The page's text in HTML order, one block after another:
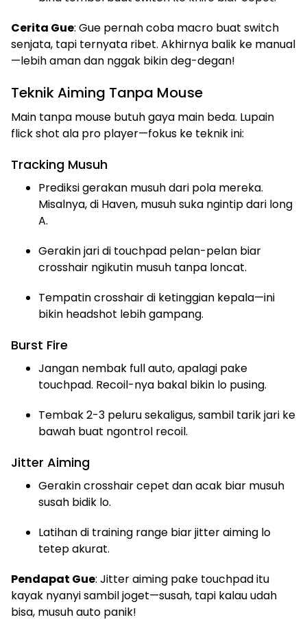
Cerita Gue: Gue pernah coba macro buat switch
senjata, tapi ternyata ribet. Akhirnya balik ke manual
—lebih aman dan nggak bikin deg-degan!
Teknik Aiming Tanpa Mouse
Main tanpa mouse butuh gaya main beda. Lupain
flick shot ala pro player—fokus ke teknik ini:
Tracking Musuh
Prediksi gerakan musuh dari pola mereka.
Misalnya, di Haven, musuh suka ngintip dari long
A.
Gerakin jari di touchpad pelan-pelan biar
crosshair ngikutin musuh tanpa loncat.
Tempatin crosshair di ketinggian kepala—ini
bikin headshot lebih gampang.
Burst Fire
Jangan nembak full auto, apalagi pake
touchpad. Recoil-nya bakal bikin lo pusing.
Tembak 2-3 peluru sekaligus, sambil tarik jari ke
bawah buat ngontrol recoil.
Jitter Aiming
Gerakin crosshair cepet dan acak biar musuh
susah bidik lo.
Latihan di training range biar jitter aiming lo
tetep akurat.
Pendapat Gue: Jitter aiming pake touchpad itu
kayak nyanyi sambil joget—susah, tapi kalau udah
bisa, musuh auto panik!